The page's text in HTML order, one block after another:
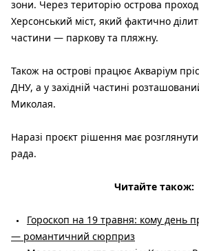
зони. Через територію острова
Херсонський міст, який фактично
частини — паркову та пляжну.
Також на острові працює Акваріум
ДНУ, а у західній частині
Миколая.
Наразі проєкт рішення має
рада.
Читайте також:
Гороскоп на 19 травня: кому день
— романтичний сюрприз